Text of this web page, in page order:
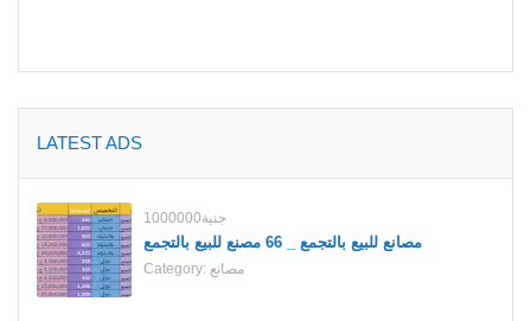
LATEST ADS
1000000جنية
مصانع للبيع بالتجمع _ 66 مصنع للبيع بالتجمع
Category: مصانع